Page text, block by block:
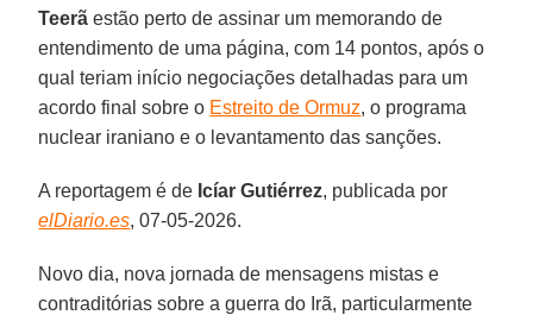
Teerã estão perto de assinar um memorando de
entendimento de uma página, com 14 pontos, após o
qual teriam início negociações detalhadas para um
acordo final sobre o Estreito de Ormuz, o programa
nuclear iraniano e o levantamento das sanções.
A reportagem é de Icíar Gutiérrez, publicada por
elDiario.es, 07-05-2026.
Novo dia, nova jornada de mensagens mistas e
contraditórias sobre a guerra do Irã, particularmente